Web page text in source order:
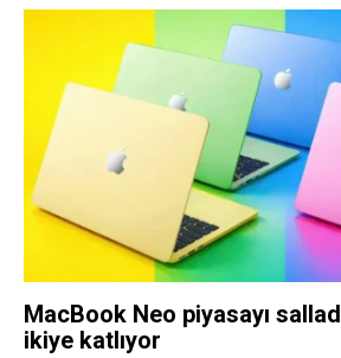
MacBook Neo piyasayı
ikiye katlıyor